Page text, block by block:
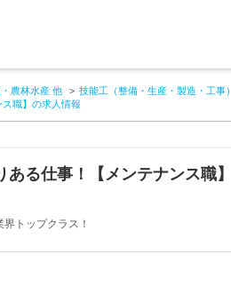
農林水産 他 技能工（整備・生産・製造・工事）
職】の求人情報
仕事！【メンテナンス職】
トップクラス！